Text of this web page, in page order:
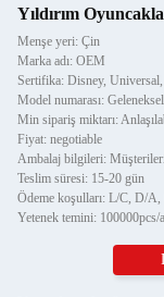
Yıldırım
Menşe yeri: Çin
Marka adı: OEM
Sertifika: Disney,
Model numarası: Geleneksel
Min sipariş miktarı:
Fiyat: negotiable
Ambalaj bilgileri:
Teslim süresi: 15-20 gün
Ödeme koşulları: L/C, D/
Yetenek temini: 100000pcs/